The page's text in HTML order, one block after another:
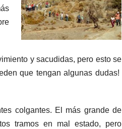
y sacudidas, pero esto se
que tengan algunas dudas!
colgantes. El más grande de
tramos en mal estado, pero